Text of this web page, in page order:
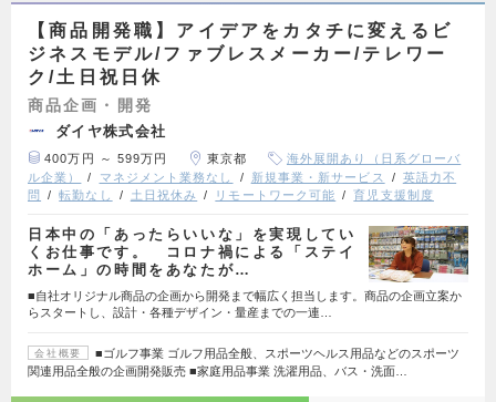
【商品開発職】アイデアをカタチに変えるビ
ジネスモデル/ファブレスメーカー/テレワー
ク/土日祝日休
商品企画・開発
ダイヤ株式会社
400万円 ～ 599万円 東京都
海外展開あり（日系グローバ
ル企業）
マネジメント業務なし 新規事業・新サービス
英語力不
問
転勤なし 土日祝休み リモートワーク可能 育児支援制度
日本中の「あったらいいな」を実現してい
くお仕事です。 コロナ禍による「ステイ
ホーム」の時間をあなたが…
■自社オリジナル商品の企画から開発まで幅広く担当します。商品の企画立案か
らスタートし、設計・各種デザイン・量産までの一連…
会社概要
■ゴルフ事業 ゴルフ用品全般、スポーツヘルス用品などのスポーツ
関連用品全般の企画開発販売 ■家庭用品事業 洗濯用品、バス・洗面…